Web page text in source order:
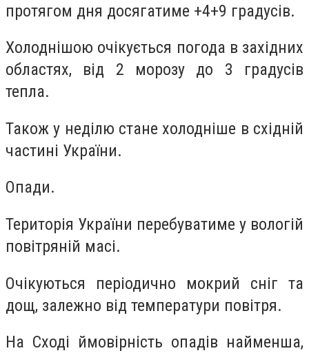
протягом дня досягатиме +4+9 градусів.
Холоднішою очікується погода в західних
областях, від 2 морозу до 3 градусів
тепла.
Також у неділю стане холодніше в східній
частині України.
Опади.
Територія України перебуватиме у вологій
повітряній масі.
Очікуються періодично мокрий сніг та
дощ, залежно від температури повітря.
На Сході ймовірність опадів найменша,